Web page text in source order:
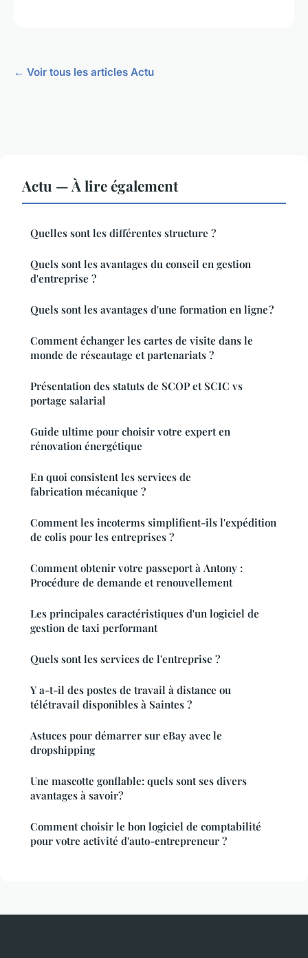
← Voir tous les articles Actu
Actu — À lire également
Quelles sont les différentes structure ?
Quels sont les avantages du conseil en gestion
d'entreprise ?
Quels sont les avantages d'une formation en ligne ?
Comment échanger les cartes de visite dans le
monde de réseautage et partenariats ?
Présentation des statuts de SCOP et SCIC vs
portage salarial
Guide ultime pour choisir votre expert en
rénovation énergétique
En quoi consistent les services de
fabrication mécanique ?
Comment les incoterms simplifient-ils l'expédition
de colis pour les entreprises ?
Comment obtenir votre passeport à Antony :
Procédure de demande et renouvellement
Les principales caractéristiques d'un logiciel de
gestion de taxi performant
Quels sont les services de l'entreprise ?
Y a-t-il des postes de travail à distance ou
télétravail disponibles à Saintes ?
Astuces pour démarrer sur eBay avec le
dropshipping
Une mascotte gonflable: quels sont ses divers
avantages à savoir?
Comment choisir le bon logiciel de comptabilité
pour votre activité d'auto-entrepreneur ?